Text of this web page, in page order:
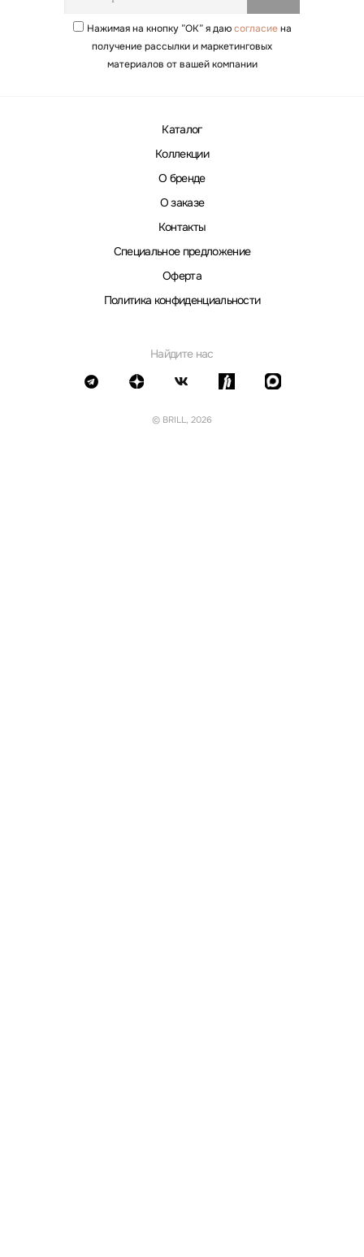
Нажимая на кнопку ”ОК” я даюсогласиена
получение рассылки и маркетинговых
материалов от вашей компании
Каталог
Коллекции
О бренде
О заказе
Контакты
Специальное предложение
Оферта
Политика конфиденциальности
Найдите нас
© BRILL, 2026